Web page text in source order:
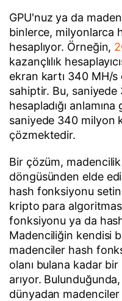
GPU'nuz ya da
binlerce, milyonlarca
hesaplıyor. Örneğin,
kazançlılık
ekran kartı 340 MH/
sahiptir. Bu,
hesapladığı
saniyede 340 milyon
çözmektedir.
Bir çözüm, madencilik
döngüsünden elde
hash fonksiyonu
kripto para
fonksiyonu ya da
Madenciliğin kendisi
madenciler hash
olanı bulana kadar
arıyor.
dünyadan